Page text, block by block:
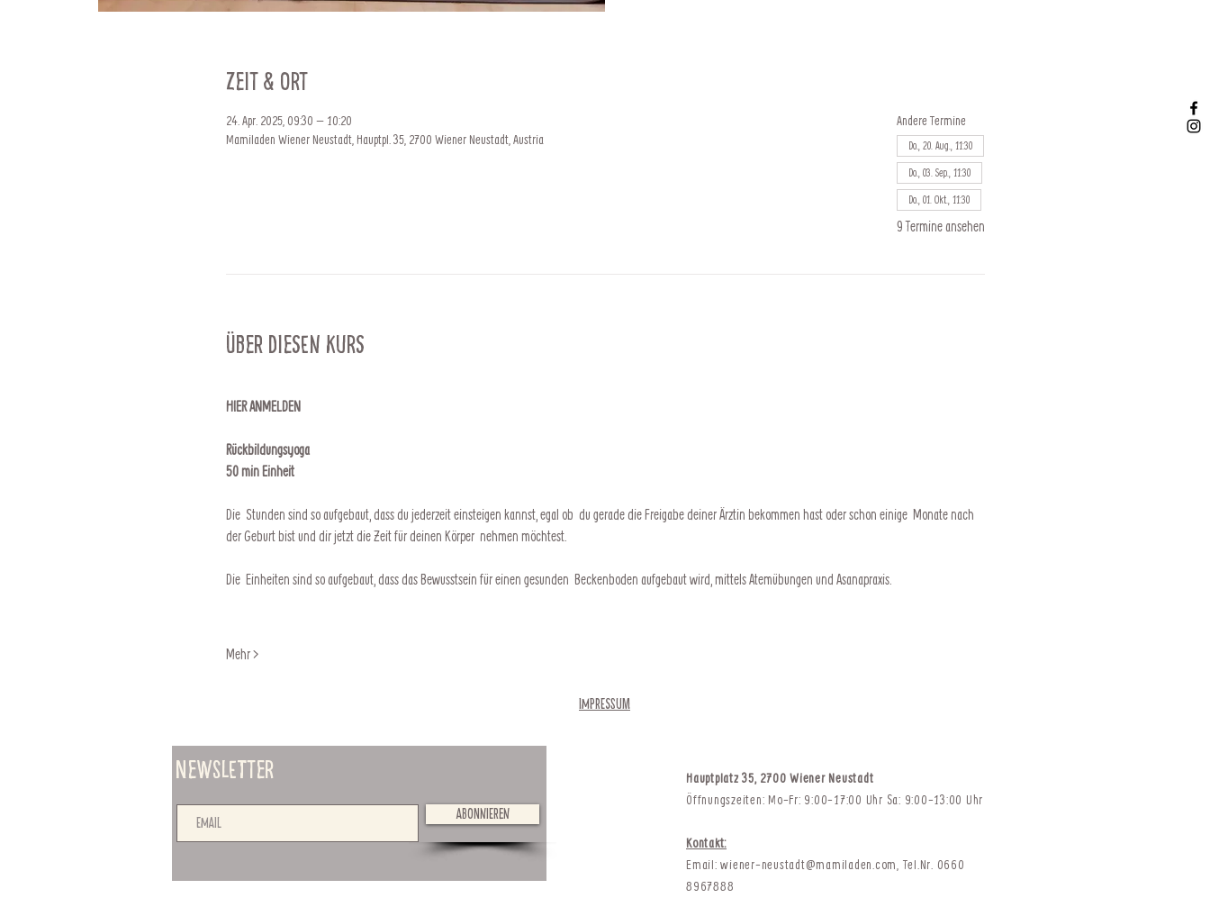
Zeit & Ort
24. Apr. 2025, 09:30 – 10:20
Mamiladen Wiener Neustadt, Hauptpl. 35, 2700 Wiener Neustadt, Austria
Andere Termine
Do., 20. Aug., 11:30
Do., 03. Sep., 11:30
Do., 01. Okt., 11:30
9 Termine ansehen
Über diesen Kurs
HIER ANMELDEN
Rückbildungsyoga
50 min Einheit
Die  Stunden sind so aufgebaut, dass du jederzeit einsteigen kannst, egal ob  du gerade die Freigabe deiner Ärztin bekommen hast oder schon einige  Monate nach
der Geburt bist und dir jetzt die Zeit für deinen Körper  nehmen möchtest.
Die  Einheiten sind so aufgebaut, dass das Bewusstsein für einen gesunden  Beckenboden aufgebaut wird, mittels Atemübungen und Asanapraxis.
Mehr >
Impressum
Newsletter
Abonnieren
Hauptplatz 35, 2700 Wiener Neustadt
Öffnungszeiten: Mo-Fr: 9:00-17:00 Uhr Sa: 9:00-13:00 Uhr
Kontakt:
Email:wiener-neustadt@mamiladen.com Tel.Nr. 0660
8967888